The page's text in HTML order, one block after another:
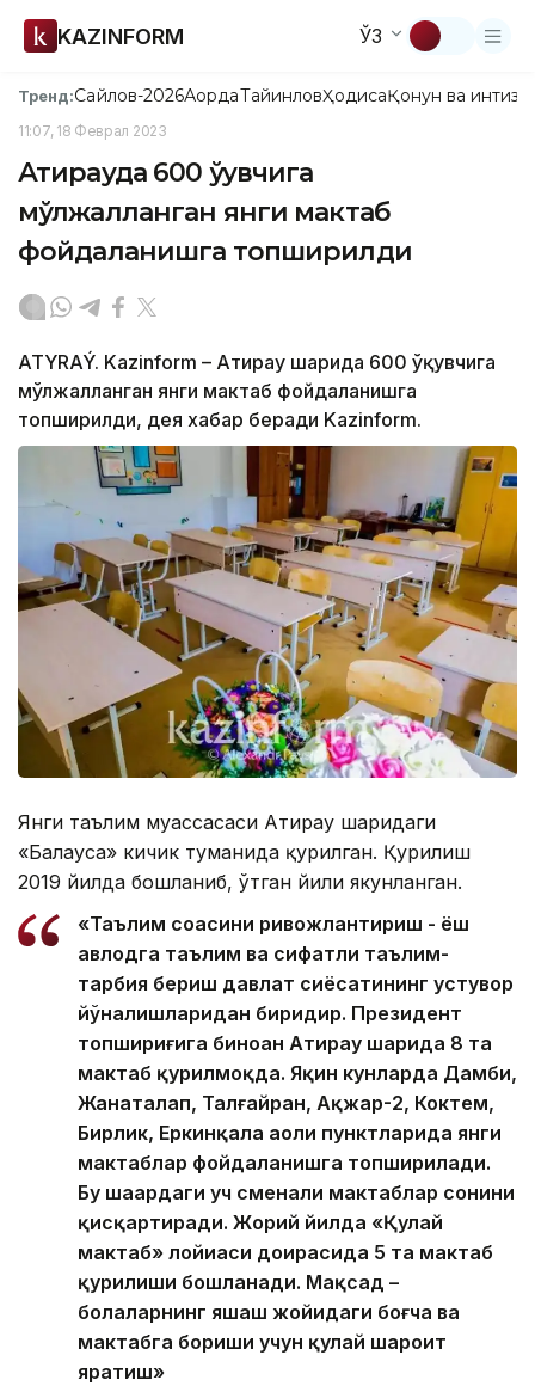
KAZINFORM ЎЗ
Тренд:Сайлов-2026АқордаТайинловҲодисаҚонун ва
11:07, 18 Феврал 2023
Атирауда 600 ўқувчига
мўлжалланган янги мактаб
фойдаланишга топширилди
ATYRAÝ. Kazinform – Атирау шаҳрида 600 ўқувчига
мўлжалланган янги мактаб фойдаланишга
топширилди, дея хабар беради Kazinform.
Янги таълим муассасаси Атирау шаҳридаги
«Балауса» кичик туманида қурилган. Қурилиш
2019 йилда бошланиб, ўтган йили якунланган.
«Таълим соҳасини ривожлантириш - ёш
авлодга таълим ва сифатли таълим-
тарбия бериш давлат сиёсатининг устувор
йўналишларидан биридир. Президент
топшириғига биноан Атирау шаҳрида 8 та
мактаб қурилмоқда. Яқин кунларда Дамби,
Жанаталап, Талғайран, Ақжар-2, Коктем,
Бирлик, Еркинқала аҳоли пунктларида янги
мактаблар фойдаланишга топширилади.
Бу шаҳардаги уч сменали мактаблар сонини
қисқартиради. Жорий йилда «Қулай
мактаб» лойиҳаси доирасида 5 та мактаб
қурилиши бошланади. Мақсад –
болаларнинг яшаш жойидаги боғча ва
мактабга бориши учун қулай шароит
яратиш»